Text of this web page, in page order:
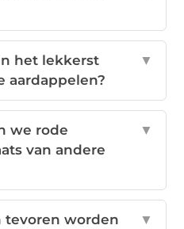
het lekkerst
aardappelen?
▼
we rode
van andere
▼
tevoren worden
▼